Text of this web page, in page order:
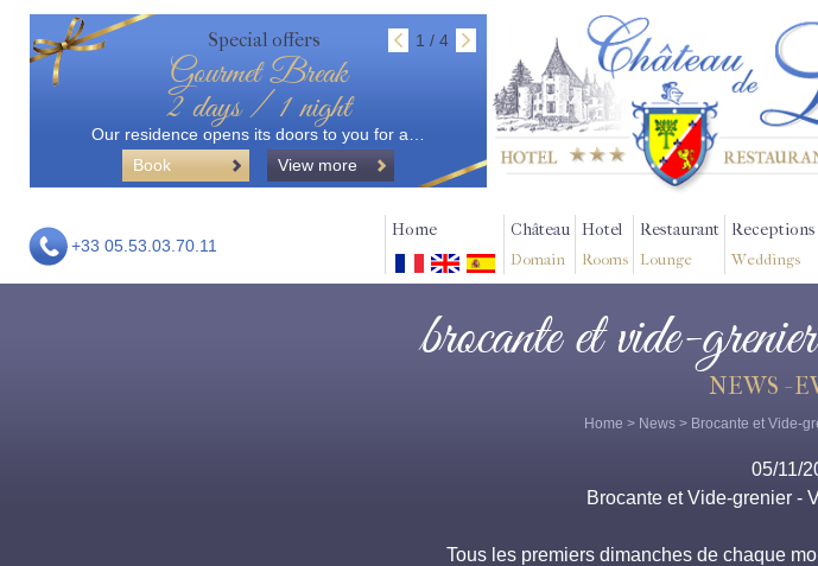
Special offers 1 / 4
Gourmet Break
2 days / 1 night
Our residence opens its doors to you for a…
Book
View more
+33 05.53.03.70.11
Home Château
Domain
Hotel
Rooms
Restaurant
Lounge
Receptions
Weddings
brocante et vide-
NEWS -
Home > News > Brocante et Vide-
05/11/
Brocante et Vide-grenier -
Tous les premiers dimanches de chaque